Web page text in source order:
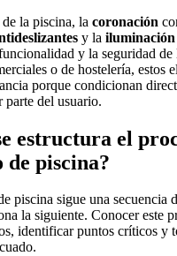
la piscina, la coronación
y la
y la seguridad de
o de hostelería, estos
porque condicionan
parte del usuario.
estructura el
de piscina?
piscina sigue una secuencia
la siguiente. Conocer este
identificar puntos críticos y